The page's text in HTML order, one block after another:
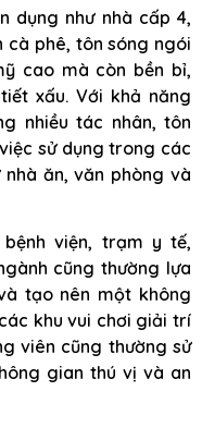
dụng như nhà cấp 4,
cà phê, tôn sóng ngói
cao mà còn bền bỉ,
xấu. Với khả năng
nhiều tác nhân, tôn
sử dụng trong các
ăn, văn phòng và
viện, trạm y tế,
cũng thường lựa
tạo nên một không
khu vui chơi giải trí
viên cũng thường sử
gian thú vị và an